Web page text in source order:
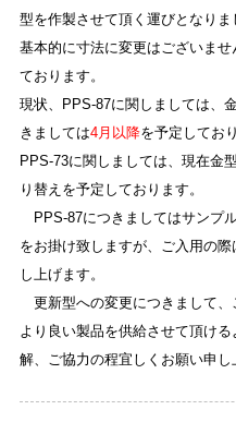
型を作製させて頂く運びとなりま
基本的に寸法に変更はございま
ております。
現状、PPS-87に関しましては、
きましては4月以降を予定してお
PPS-73に関しましては、現在金
り替えを予定しております。
PPS-87につきましてはサンプ
をお掛け致しますが、ご入用の
し上げます。
更新型への変更につきまして、
より良い製品を供給させて頂け
解、ご協力の程宜しくお願い申し